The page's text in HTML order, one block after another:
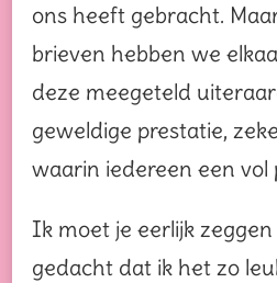
ons heeft gebracht.
brieven hebben we
deze meegeteld
geweldige prestatie,
waarin iedereen een
Ik moet je eerlijk
gedacht dat ik het zo